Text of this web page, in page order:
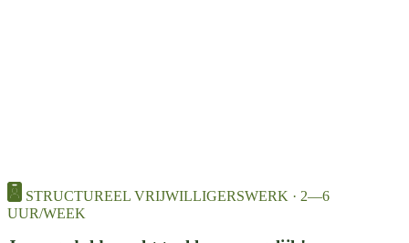
STRUCTUREEL VRIJWILLIGERSWERK · 2—6
UUR/WEEK